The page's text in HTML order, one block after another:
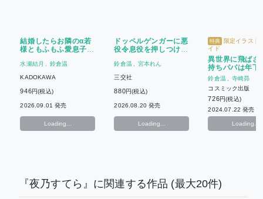
結婚したらお隣のα若
様ともふもふ愛息子に
水瀬結月 鈴倉温
KADOKAWA
946円(税込)
2026.09.01 発売
Loading...
ドッペルゲンガーに悪
役令息役を押しつけら
実りました!?
鈴倉温 宮本れん
三交社
880円(税込)
2026.08.20 発売
Loading...
特典
限定イラスト
イド
異世界に飛ばさ
持ちパパは年下
にロックオンさ
た
鈴倉温
寺崎昴
コスミック出版
726円(税込)
2024.07.22 発売
Loading...
『夜乃すてら』に関連する作品 (最大20件)